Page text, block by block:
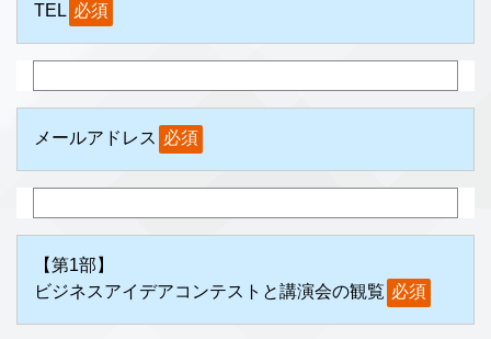
TEL 必須
メールアドレス 必須
【第1部】
ビジネスアイデアコンテストと講演会の観覧 必須